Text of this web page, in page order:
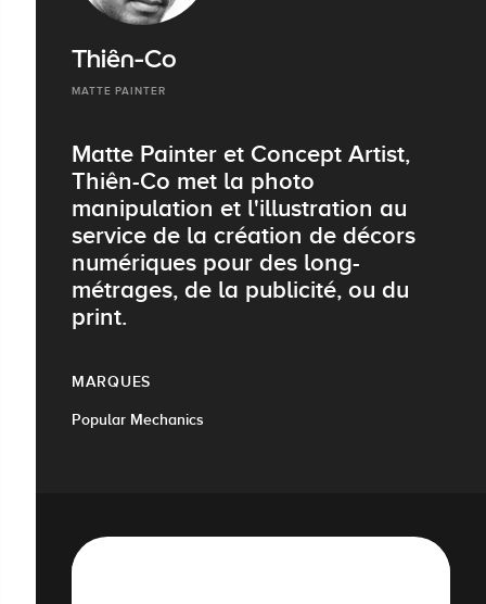
Thiên-Co
MATTE PAINTER
Matte Painter et Concept Artist,
Thiên-Co met la photo
manipulation et l'illustration au
service de la création de décors
numériques pour des long-
métrages, de la publicité, ou du
print.
MARQUES
Popular Mechanics